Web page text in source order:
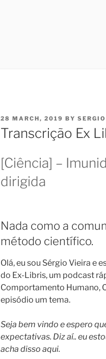
POSTED
ON
28 MARCH, 2019 BY
Transcrição Ex
[Ciência] –
dirigida
Nada como a
método científico.
Olá, eu sou Sérgio Vieira e
do Ex-Libris, um podcast
Comportamento Humano,
episódio um tema.
Seja bem vindo e espero
expectativas. Diz aí.. eu
acha disso aqui.